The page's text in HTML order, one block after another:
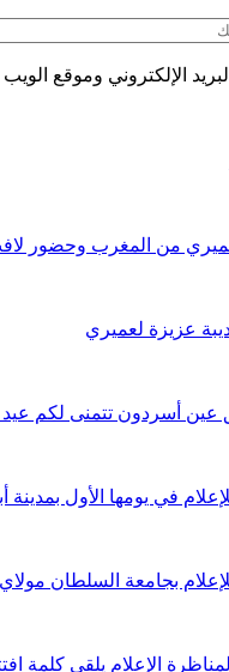
الإلكتروني وموقع
من المغرب وحضور
عزيزة لعميري
عين أسردون تتمنى لكم
في يومها الأول بمدينة
للإعلام بجامعة السلطان
الإعلام يلقي كلمة